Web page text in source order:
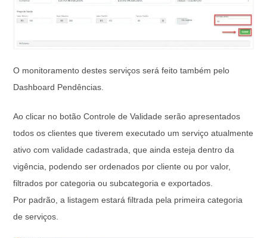
O monitoramento destes serviços será feito também pelo
Dashboard Pendências.
Ao clicar no botão Controle de Validade serão apresentados
todos os clientes que tiverem executado um serviço atualmente
ativo com validade cadastrada, que ainda esteja dentro da
vigência, podendo ser ordenados por cliente ou por valor,
filtrados por categoria ou subcategoria e exportados.
Por padrão, a listagem estará filtrada pela primeira categoria
de serviços.